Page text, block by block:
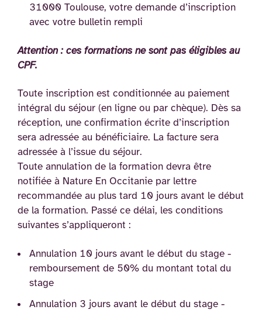
31000 Toulouse, votre demande d’inscription
avec votre bulletin rempli
Attention : ces formations ne sont pas éligibles au
CPF.
Toute inscription est conditionnée au paiement
intégral du séjour (en ligne ou par chèque). Dès sa
réception, une confirmation écrite d’inscription
sera adressée au bénéficiaire. La facture sera
adressée à l’issue du séjour.
Toute annulation de la formation devra être
notifiée à Nature En Occitanie par lettre
recommandée au plus tard 10 jours avant le début
de la formation. Passé ce délai, les conditions
suivantes s’appliqueront :
Annulation 10 jours avant le début du stage -
remboursement de 50% du montant total du
stage
Annulation 3 jours avant le début du stage -